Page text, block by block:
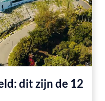
dit zijn de 12